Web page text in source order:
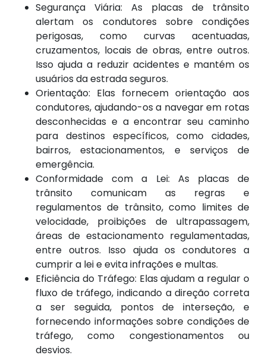
Segurança Viária: As placas de trânsito
alertam os condutores sobre condições
perigosas, como curvas acentuadas,
cruzamentos, locais de obras, entre outros.
Isso ajuda a reduzir acidentes e mantém os
usuários da estrada seguros.
Orientação: Elas fornecem orientação aos
condutores, ajudando-os a navegar em rotas
desconhecidas e a encontrar seu caminho
para destinos específicos, como cidades,
bairros, estacionamentos, e serviços de
emergência.
Conformidade com a Lei: As placas de
trânsito comunicam as regras e
regulamentos de trânsito, como limites de
velocidade, proibições de ultrapassagem,
áreas de estacionamento regulamentadas,
entre outros. Isso ajuda os condutores a
cumprir a lei e evita infrações e multas.
Eficiência do Tráfego: Elas ajudam a regular o
fluxo de tráfego, indicando a direção correta
a ser seguida, pontos de interseção, e
fornecendo informações sobre condições de
tráfego, como congestionamentos ou
desvios.